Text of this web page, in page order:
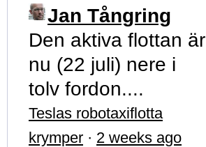
Jan Tångring
Den aktiva flottan är
nu (22 juli) nere i
tolv fordon....
Teslas robotaxiflotta
krymper · 2 weeks ago